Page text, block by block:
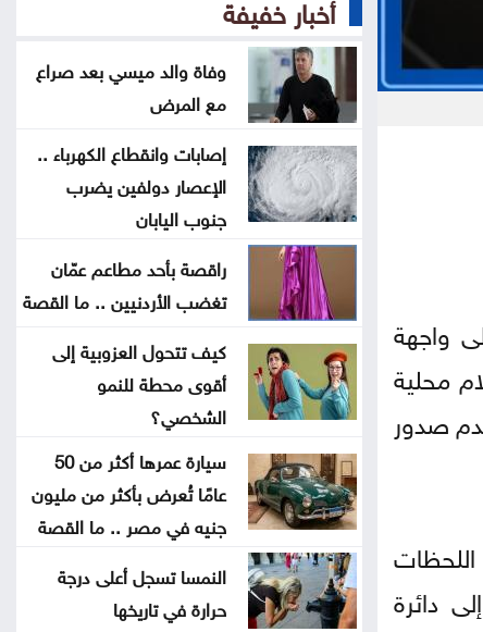
واجهة
محلية
صدور
دائرة
الحكومة تعلن بدء أعمال تصميم
تلفريك عمّان
الأردن يدين الهجوم الإيراني على ناقلة
إماراتية في هرمز
حماس تؤكد استعدادها لتنفيذ اتفاق
غزة شرط التزام إسرائيل به
الحكومة تواصل تنفيذ 343 مشروعاً
لدعم التحديث الاقتصادي
فشل أمريكا وحلف مكة الجديد
عراقجي: اتفاق وشيك مع عُمان لفتح
مسار ملاحي جديد عبر هرمز
العراق يناقش مع إيران ترتيبات تصدير
النفط
أخبار خفيفة
وفاة والد ميسي بعد صراع
مع المرض
إصابات وانقطاع الكهرباء ..
الإعصار دولفين يضرب
جنوب اليابان
راقصة بأحد مطاعم عمّان
تغضب الأردنيين .. ما القصة
كيف تتحول العزوبية إلى
أقوى محطة للنمو
الشخصي؟
سيارة عمرها أكثر من 50
عامًا تُعرض بأكثر من مليون
جنيه في مصر .. ما القصة
النمسا تسجل أعلى درجة
حرارة في تاريخها